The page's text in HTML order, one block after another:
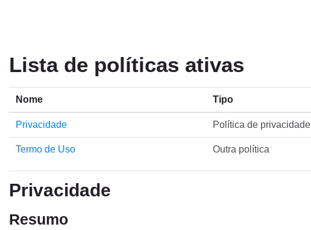
Lista de políticas ativas
Nome Tipo
Privacidade Política de privacidade
Termo de Uso Outra política
Privacidade
Resumo